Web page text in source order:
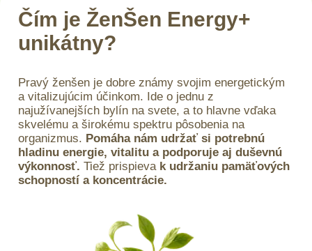
Čím je ŽenŠen Energy+
unikátny?
Pravý ženšen je dobre známy svojim energetickým
a vitalizujúcim účinkom. Ide o jednu z
najužívanejších bylín na svete, a to hlavne vďaka
skvelému a širokému spektru pôsobenia na
organizmus. Pomáha nám udržať si potrebnú
hladinu energie, vitalitu a podporuje aj duševnú
výkonnosť. Tiež prispieva k udržaniu pamäťových
schopností a koncentrácie.